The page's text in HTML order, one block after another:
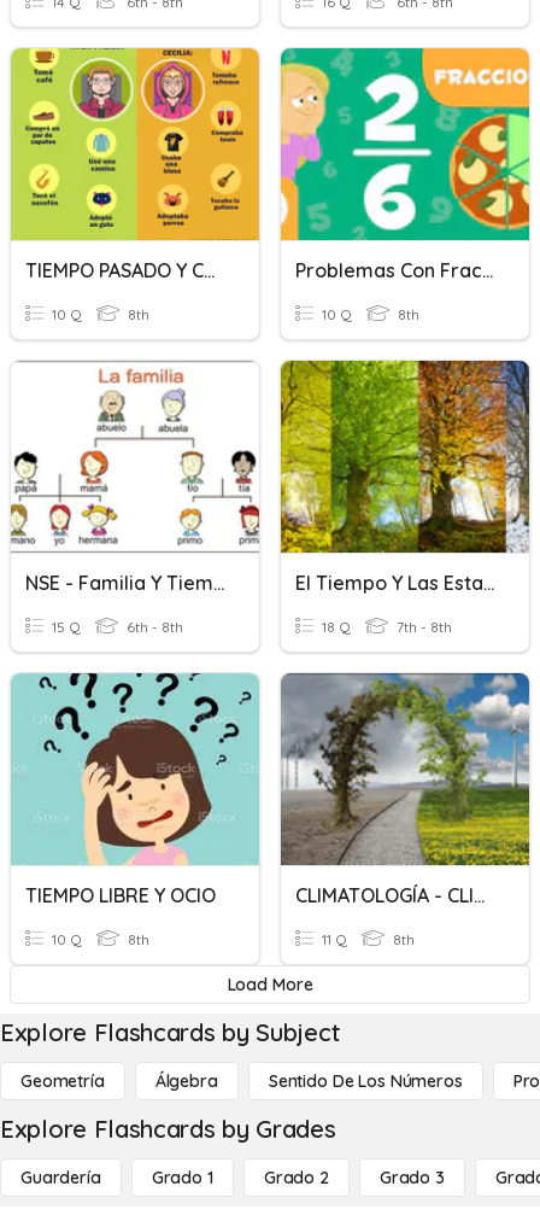
TIEMPO PASADO Y COPRETÉRITO
10 Q 8th
Problemas Con Fracciones Y Común Denominador
10 Q 8th
NSE - Familia Y Tiempo
15 Q 6th - 8th
El Tiempo Y Las Estaciones Del Año
18 Q 7th - 8th
TIEMPO LIBRE Y OCIO
10 Q 8th
CLIMATOLOGÍA - CLIMA Y TIEMPO ATMOSFERICO
11 Q 8th
Load More
Explore Flashcards by Subject
Geometría Álgebra Sentido De Los Números
Explore Flashcards by Grades
Guardería Grado 1 Grado 2 Grado 3